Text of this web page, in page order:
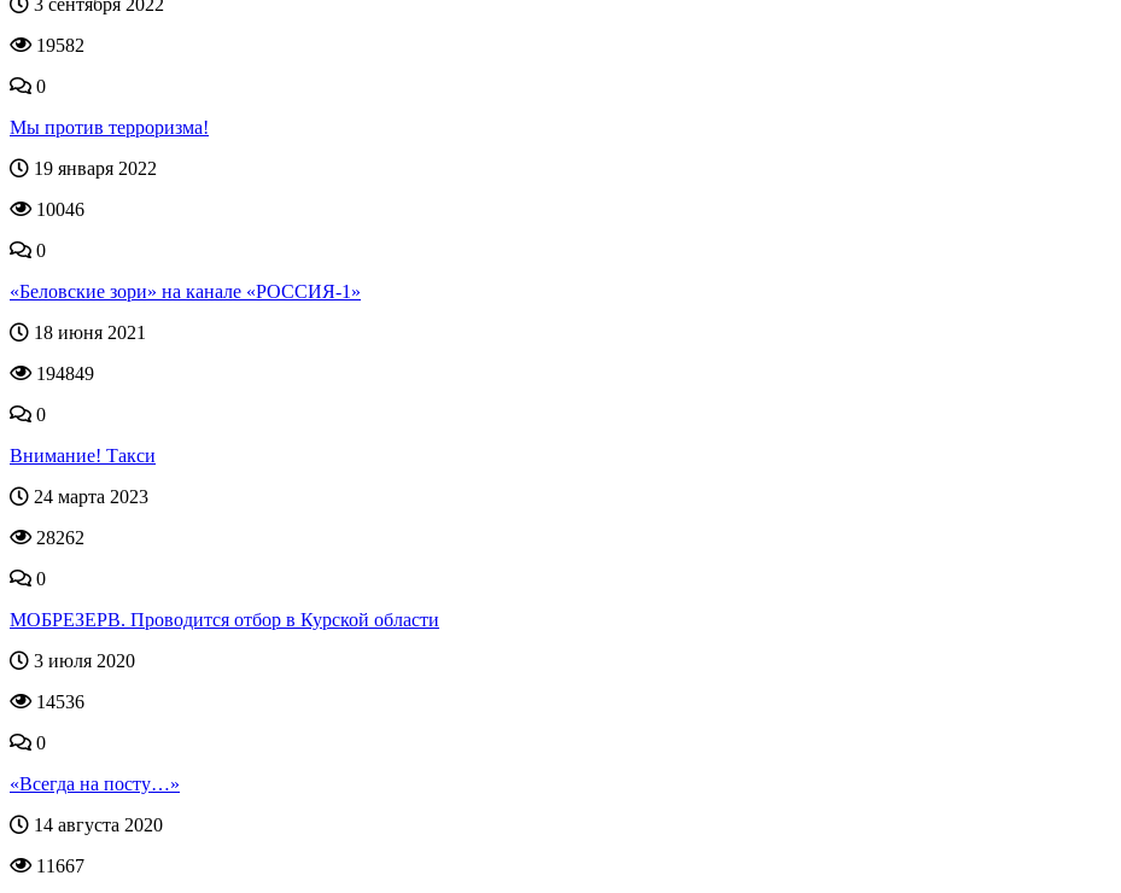
3 сентября 2022
19582
0
Мы против терроризма!
19 января 2022
10046
0
«Беловские зори» на канале «РОССИЯ-1»
18 июня 2021
194849
0
Внимание! Такси
24 марта 2023
28262
0
МОБРЕЗЕРВ. Проводится отбор в Курской области
3 июля 2020
14536
0
«Всегда на посту…»
14 августа 2020
11667